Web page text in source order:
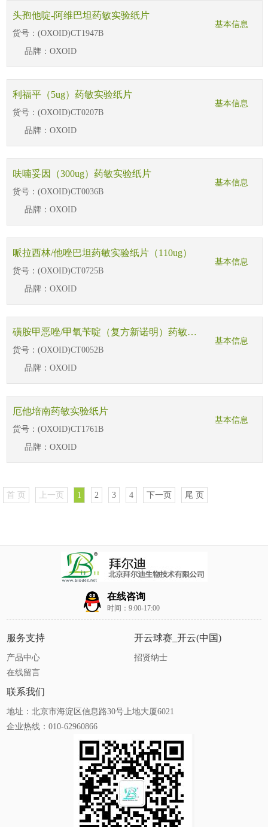
头孢他啶-阿维巴坦药敏实验纸片
基本信息
货号： (OXOID)CT1947B
品牌： OXOID
利福平（5ug）药敏实验纸片
基本信息
货号： (OXOID)CT0207B
品牌： OXOID
呋喃妥因（300ug）药敏实验纸片
基本信息
货号： (OXOID)CT0036B
品牌： OXOID
哌拉西林/他唑巴坦药敏实验纸片（110ug）
基本信息
货号： (OXOID)CT0725B
品牌： OXOID
磺胺甲恶唑/甲氧苄啶（复方新诺明）药敏实验纸片
基本信息
货号： (OXOID)CT0052B
品牌： OXOID
厄他培南药敏实验纸片
基本信息
货号： (OXOID)CT1761B
品牌： OXOID
首 页 上一页 1 2 3 4 下一页 尾 页
在线咨询
时间：9:00-17:00
服务支持
产品中心
在线留言
开云球赛_开云(中国)
招贤纳士
联系我们
地址：北京市海淀区信息路30号上地大厦6021
企业热线：010-62960866